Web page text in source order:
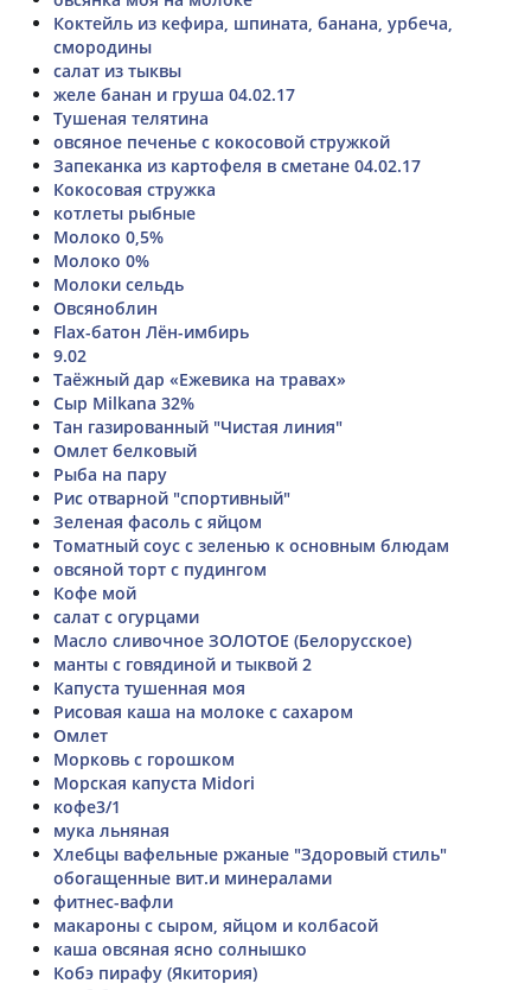
Коктейль из кефира, шпината, банана, урбеча,
смородины
салат из тыквы
желе банан и груша 04.02.17
Тушеная телятина
овсяное печенье с кокосовой стружкой
Запеканка из картофеля в сметане 04.02.17
Кокосовая стружка
котлеты рыбные
Молоко 0,5%
Молоко 0%
Молоки сельдь
Овсяноблин
Flax-батон Лён-имбирь
9.02
Таёжный дар «Ежевика на травах»
Сыр Milkana 32%
Тан газированный "Чистая линия"
Омлет белковый
Рыба на пару
Рис отварной "спортивный"
Зеленая фасоль с яйцом
Томатный соус с зеленью к основным блюдам
овсяной торт с пудингом
Кофе мой
салат с огурцами
Масло сливочное ЗОЛОТОЕ (Белорусское)
манты с говядиной и тыквой 2
Капуста тушенная моя
Рисовая каша на молоке с сахаром
Омлет
Морковь с горошком
Морская капуста Midori
кофе3/1
мука льняная
Хлебцы вафельные ржаные "Здоровый стиль"
обогащенные вит.и минералами
фитнес-вафли
макароны с сыром, яйцом и колбасой
каша овсяная ясно солнышко
Кобэ пирафу (Якитория)